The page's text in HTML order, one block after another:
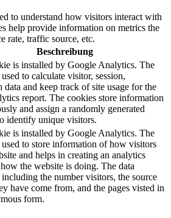
to understand how visitors interact with
help provide information on metrics the
rate, traffic source, etc.
Beschreibung
is installed by Google Analytics. The
to calculate visitor, session,
data and keep track of site usage for the
report. The cookies store information
and assign a randomly generated
identify unique visitors.
is installed by Google Analytics. The
to store information of how visitors
and helps in creating an analytics
the website is doing. The data
the number visitors, the source
have come from, and the pages visted in
form.